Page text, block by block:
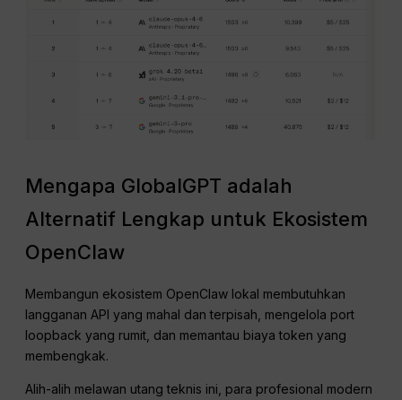
Mengapa GlobalGPT adalah
Alternatif Lengkap untuk Ekosistem
OpenClaw
Membangun ekosistem OpenClaw lokal membutuhkan
langganan API yang mahal dan terpisah, mengelola port
loopback yang rumit, dan memantau biaya token yang
membengkak.
Alih-alih melawan utang teknis ini, para profesional modern